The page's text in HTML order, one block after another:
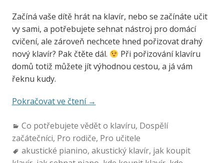
Začíná vaše dítě hrát na klavír, nebo se začínáte učit
vy sami, a potřebujete sehnat nástroj pro domácí
cvičení, ale zároveň nechcete hned pořizovat drahý
nový klavír? Pak čtěte dál.
Při pořizování klavíru
domů totiž můžete jít výhodnou cestou, a já vám
řeknu kudy.
Pokračovat ve čtení →
Co potřebujete vědět o klavíru, Dospělí
začátečníci, Pro rodiče, Pro učitele
akustické pianino, akustický klavír, jak koupit